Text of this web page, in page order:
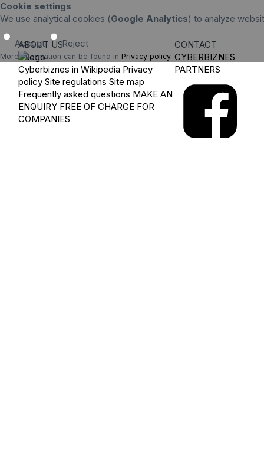
Cookie settings
We use analytical cookies (Google Analytics) to analyze
Accept Reject
More information can be found in Privacy policy.
ABOUT US
Cyberbiznes in Wikipedia Privacy
policy Site regulations Site map
Frequently asked questions MAKE AN
ENQUIRY FREE OF CHARGE FOR
COMPANIES
CONTACT
CYBERBIZNES
PARTNERS